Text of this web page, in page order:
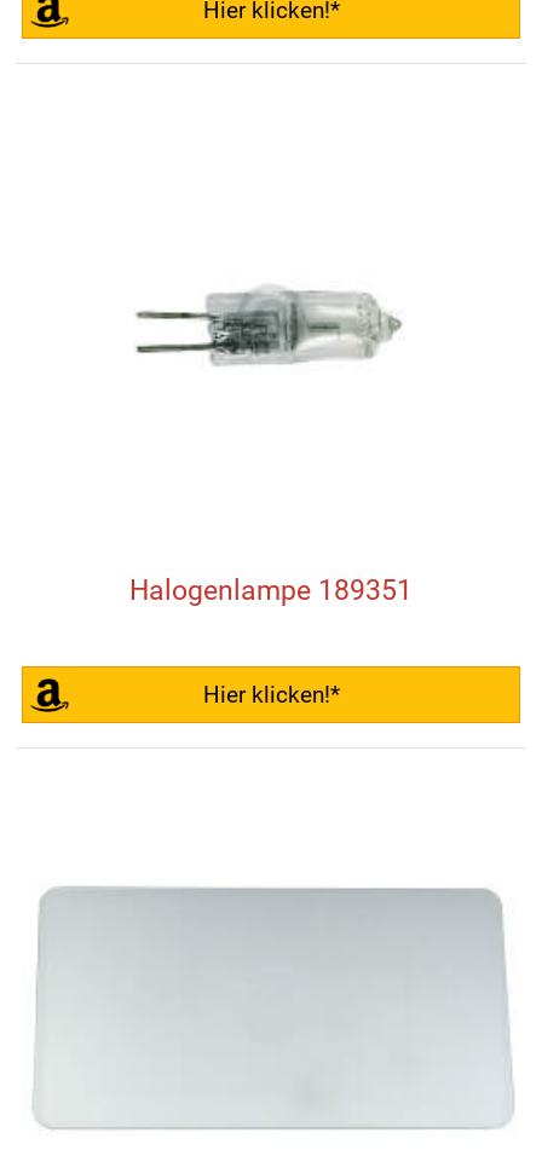
Hier klicken!*
Halogenlampe 189351
Hier klicken!*